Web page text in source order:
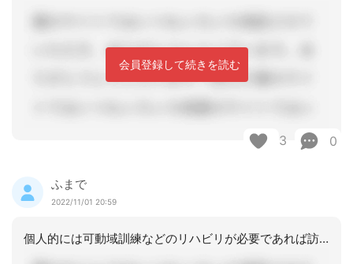
会員登録して続きを読む
3 0
ふまで
2022/11/01 20:59
個人的には可動域訓練などのリハビリが必要であれば訪問看護歩行など下肢筋力などの維